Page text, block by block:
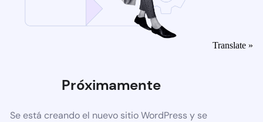
Próximamente
Se está creando el nuevo sitio WordPress y se
Translate »